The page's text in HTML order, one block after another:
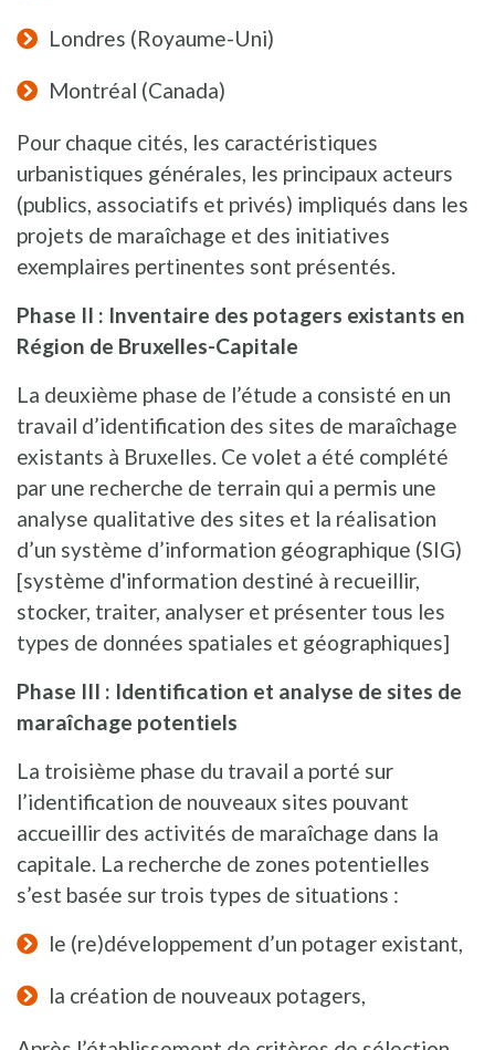
Londres (Royaume-Uni)
Montréal (Canada)
Pour chaque cités, les caractéristiques
urbanistiques générales, les principaux acteurs
(publics, associatifs et privés) impliqués dans les
projets de maraîchage et des initiatives
exemplaires pertinentes sont présentés.
Phase II : Inventaire des potagers existants en
Région de Bruxelles-Capitale
La deuxième phase de l’étude a consisté en un
travail d’identification des sites de maraîchage
existants à Bruxelles. Ce volet a été complété
par une recherche de terrain qui a permis une
analyse qualitative des sites et la réalisation
d’un système d’information géographique (SIG)
[système d'information destiné à recueillir,
stocker, traiter, analyser et présenter tous les
types de données spatiales et géographiques]
Phase III : Identification et analyse de sites de
maraîchage potentiels
La troisième phase du travail a porté sur
l’identification de nouveaux sites pouvant
accueillir des activités de maraîchage dans la
capitale. La recherche de zones potentielles
s’est basée sur trois types de situations :
le (re)développement d’un potager existant,
la création de nouveaux potagers,